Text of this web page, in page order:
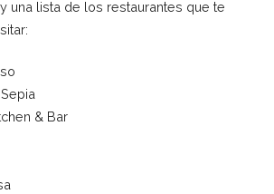
una lista de los restaurantes que te
& Bar